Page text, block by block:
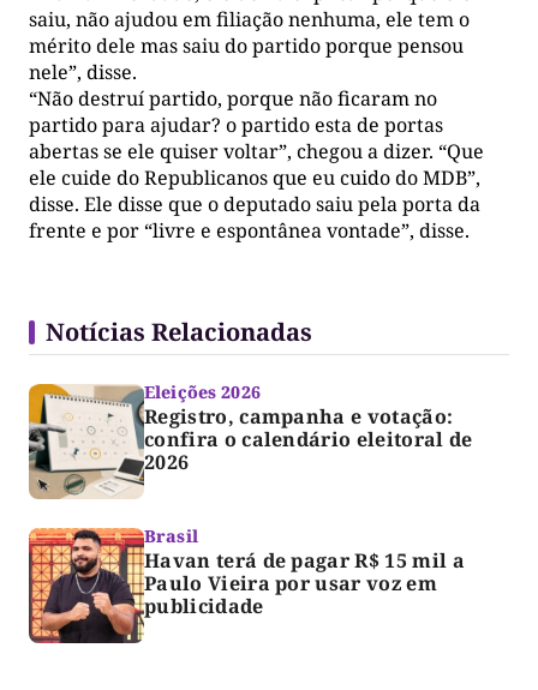
saiu, não ajudou em filiação nenhuma, ele tem o
mérito dele mas saiu do partido porque pensou
nele”, disse.
“Não destruí partido, porque não ficaram no
partido para ajudar? o partido esta de portas
abertas se ele quiser voltar”, chegou a dizer. “Que
ele cuide do Republicanos que eu cuido do MDB”,
disse. Ele disse que o deputado saiu pela porta da
frente e por “livre e espontânea vontade”, disse.
Notícias Relacionadas
Eleições 2026
Registro, campanha e votação:
confira o calendário eleitoral de
2026
Brasil
Havan terá de pagar R$ 15 mil a
Paulo Vieira por usar voz em
publicidade